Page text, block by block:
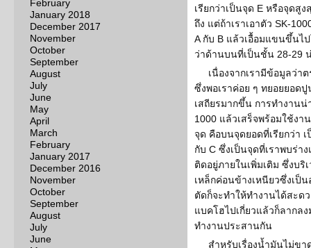
February
January 2018
December 2017
November
October
September
August
July
June
May
April
March
February
January 2017
December 2016
November
October
September
August
July
June
เรียกว่าเป็นจุด E หรือจุดสู
ถึง แต่ถ้าเราเอาตัว SK-
A กับ B แล้วเอื้อมแขนขึ้นไ
ว่าด้านบนที่เป็นชั้น 28-29
เนื่องจากเรามีข้อมูลว่
ซึ่งพอเราค่อย ๆ ทยอยยอด
เสถียรมากขึ้น การทำงาน
1000 แล้วเสร็จพร้อมใช้ง
จุด คือบนจุดยอดที่เรียกว่า
กับ C ซึ่งเป็นจุดที่เราพบร่า
ติดอยู่ภายในเพิ่มเติม ซึ่งบ
เหล็กค่อนข้างเหนียวซึ่งเป็
ตัดก็จะทำให้ทำงานได้สะด
แบคโฮไปเกี่ยวแล้วก็ลากล
ทำงานประสานกัน
สำหรับเรื่องน้ำมันไม่ข